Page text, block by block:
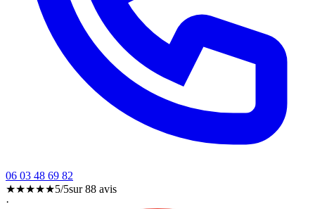
06 03 48 69 82
★★★★★5/5sur88 avis
·